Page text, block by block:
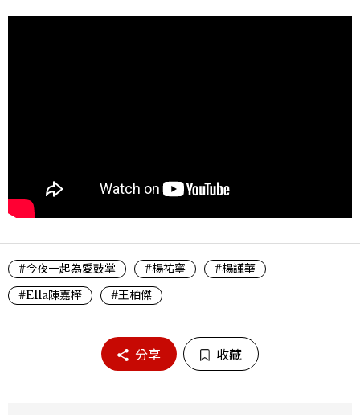
#今夜一起為愛鼓掌 #楊祐寧
#楊謹華
#Ella陳嘉樺
#王柏傑
分享 收藏